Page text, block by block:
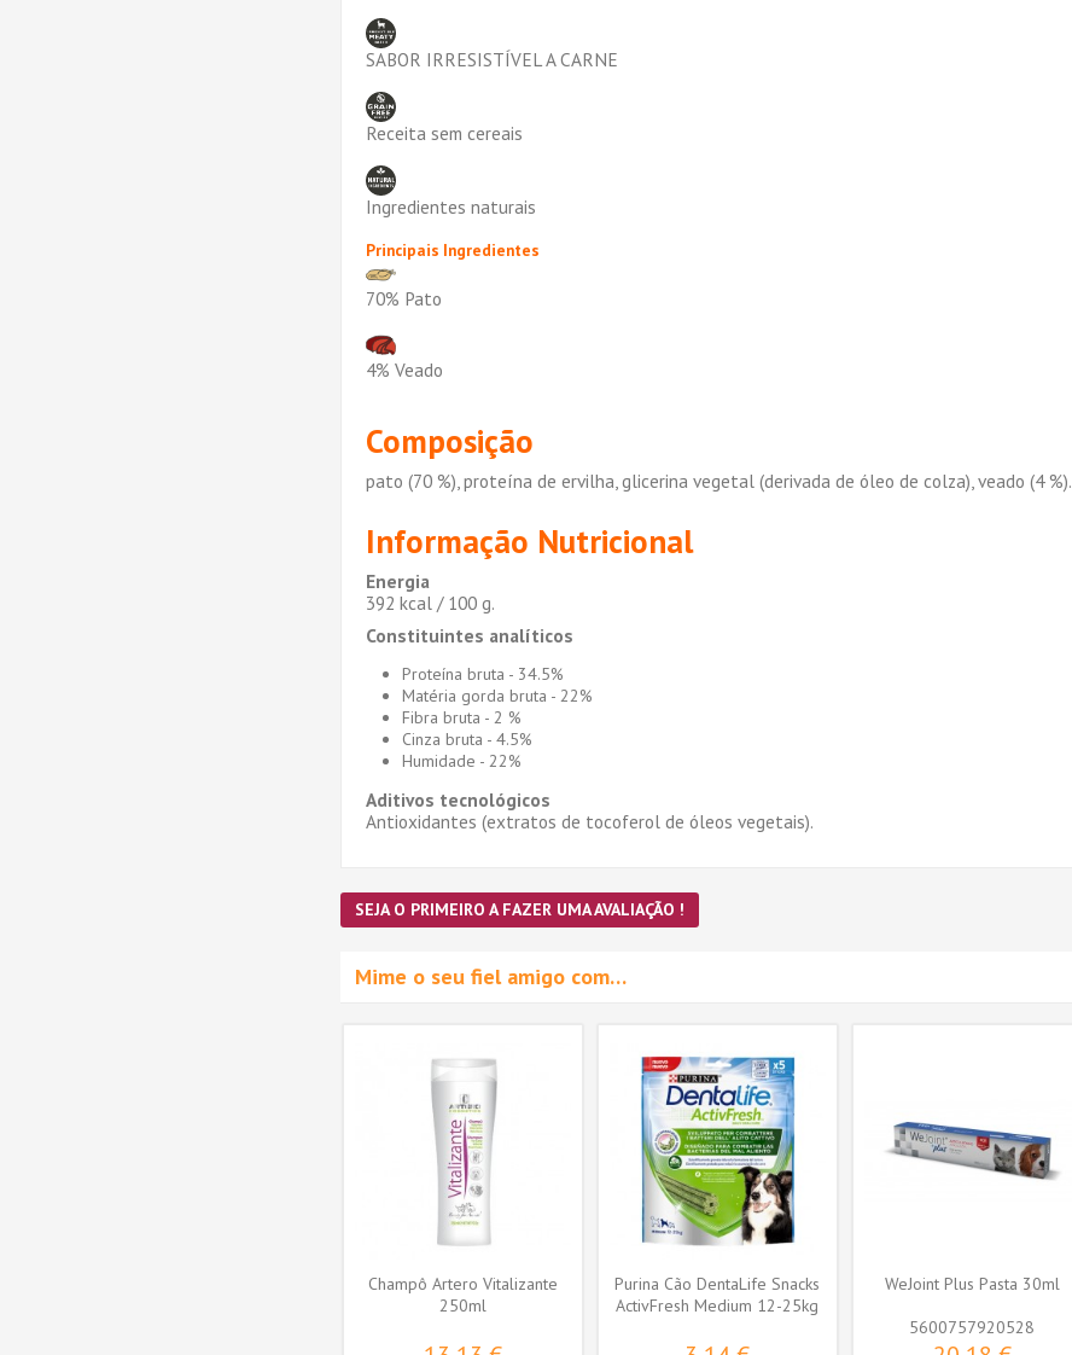
SABOR IRRESISTÍVEL A CARNE
Receita sem cereais
Ingredientes naturais
Principais Ingredientes
70% Pato
4% Veado
Composição
pato (70 %), proteína de ervilha, glicerina vegetal (derivada de óleo de colza), veado (4 %).
Informação Nutricional
Energia
392 kcal / 100 g.
Constituintes analíticos
Proteína bruta - 34.5%
Matéria gorda bruta - 22%
Fibra bruta - 2 %
Cinza bruta - 4.5%
Humidade - 22%
Aditivos tecnológicos
Antioxidantes (extratos de tocoferol de óleos vegetais).
SEJA O PRIMEIRO A FAZER UMA AVALIAÇÃO !
Mime o seu fiel amigo com…
Champô Artero Vitalizante
250ml
Purina Cão DentaLife Snacks
ActivFresh Medium 12-25kg
WeJoint Plus Pasta 30ml
5600757920528